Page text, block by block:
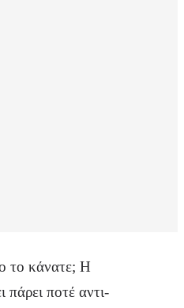
το κάνατε; Η
πάρει ποτέ αντι-